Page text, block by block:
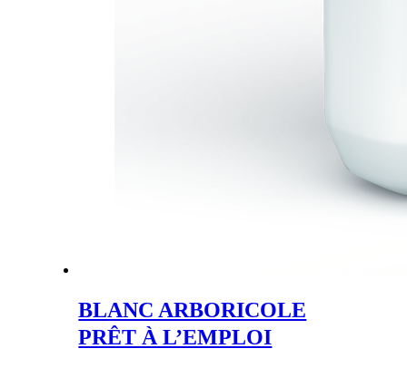
BLANC ARBORICOLE
PRÊT À L’EMPLOI